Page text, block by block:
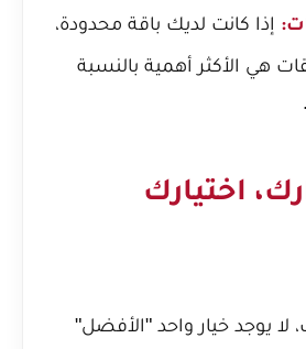
إذا كانت لديك باقة محدودة،
هي الأكثر أهمية بالنسبة
اختيارك
لا يوجد خيار واحد "الأفضل"